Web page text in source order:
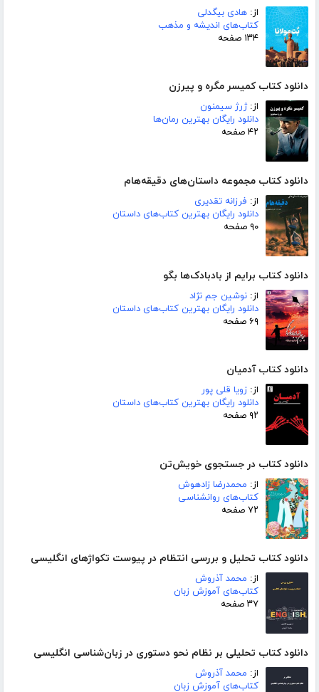
از: هادی بیگدلی
کتاب‌های اندیشه و مذهب
۱۳۴ صفحه
دانلود کتاب کمیسر مگره و پیرزن
از:ژرژ سیمنون
دانلود رایگان بهترین رمان‌ها
۴۲ صفحه
دانلود کتاب مجموعه داستان‌های دقیقه‌هام
از: فرزانه تقدیری
دانلود رایگان بهترین کتاب‌های داستان
۹۰ صفحه
دانلود کتاب برایم از بادبادک‌ها بگو
از: نوشین جم نژاد
دانلود رایگان بهترین کتاب‌های داستان
۶۹ صفحه
دانلود کتاب آدمیان
از: زویا قلی پور
دانلود رایگان بهترین کتاب‌های داستان
۹۲ صفحه
دانلود کتاب در جستجوی خویش‌تن
از: محمدرضا زادهوش
کتاب‌های روانشناسی
۷۲ صفحه
دانلود کتاب تحلیل و بررسی انتظام در پیوست تکواژهای انگلیسی
از: محمد آذروش
کتاب‌های آموزش زبان
۳۷ صفحه
دانلود کتاب تحلیلی بر نظام نحو دستوری در زبان‌شناسی انگلیسی
از: محمد آذروش
کتاب‌های آموزش زبان